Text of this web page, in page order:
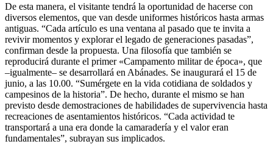
De esta manera, el visitante tendrá la oportunidad de hacerse con
diversos elementos, que van desde uniformes históricos hasta armas
antiguas. “Cada artículo es una ventana al pasado que te invita a
revivir momentos y explorar el legado de generaciones pasadas”,
confirman desde la propuesta. Una filosofía que también se
reproducirá durante el primer «Campamento militar de época», que
–igualmente– se desarrollará en Abánades. Se inaugurará el 15 de
junio, a las 10.00. “Sumérgete en la vida cotidiana de soldados y
campesinos de la historia”. De hecho, durante el mismo se han
previsto desde demostraciones de habilidades de supervivencia hasta
recreaciones de asentamientos históricos. “Cada actividad te
transportará a una era donde la camaradería y el valor eran
fundamentales”, subrayan sus implicados.